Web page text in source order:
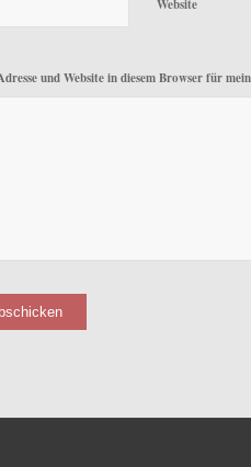
Website
und Website in diesem Browser für